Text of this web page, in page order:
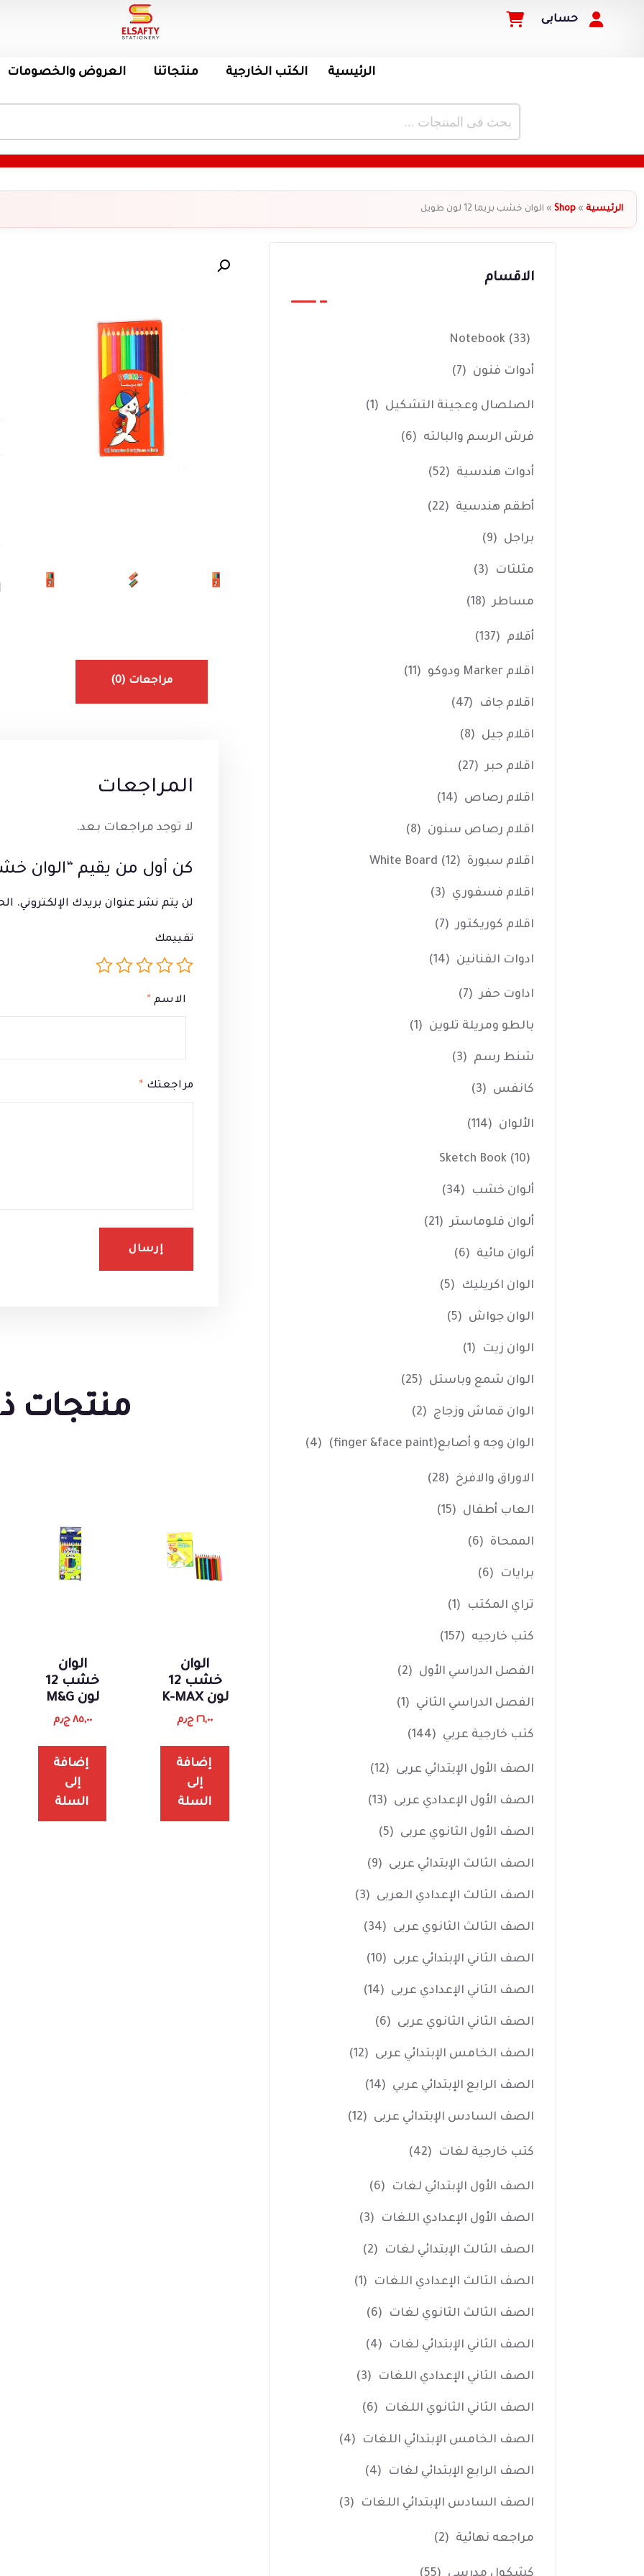
حسابى
الرئيسية الكتب الخارجية منتجاتنا العروض والخصومات
الرئيسية »
Shop
» الوان خشب بريما 12 لون طويل
مراجعات (0)
المراجعات
لا توجد مراجعات بعد.
كن أول من يقيم “الوان خشب بريما
لن يتم نشر عنوان بريدك الإلكتروني.
تقييمك
مراجعتك *
الاسم *
منتجات
الوان
خشب 12
لون K-MAX
٢٦,٠٠ ج٫م
إضافة
إلى
السلة
الوان
خشب 12
لون M&G
٨٥,٠٠ ج٫م
إضافة
إلى
السلة
الاقسام
Notebook (33)
أدوات فنون (7)
الصلصال وعجينة التشكيل (1)
فرش الرسم والبالته (6)
أدوات هندسية (52)
أطقم هندسية (22)
براجل (9)
مثلثات (3)
مساطر (18)
أقلام (137)
اقلام Marker ودوكو (11)
اقلام جاف (47)
اقلام جيل (8)
اقلام حبر (27)
اقلام رصاص (14)
اقلام رصاص سنون (8)
اقلام سبورة White Board (12)
اقلام فسفوري (3)
اقلام كوريكتور (7)
ادوات الفنانين (14)
اداوت حفر (7)
بالطو ومريلة تلوين (1)
شنط رسم (3)
كانفس (3)
الألوان (114)
Sketch Book (10)
ألوان خشب (34)
ألوان فلوماستر (21)
ألوان مائية (6)
الوان اكريليك (5)
الوان جواش (5)
الوان زيت (1)
الوان شمع وباستل (25)
الوان قماش وزجاج (2)
الوان وجه و أصابع(finger &face paint) (4)
الاوراق والافرخ (28)
العاب أطفال (15)
الممحاة (6)
برايات (6)
تراي المكتب (1)
كتب خارجيه (157)
الفصل الدراسي الأول (2)
الفصل الدراسي الثاني (1)
كتب خارجية عربي (144)
الصف الأول الإبتدائي عربى (12)
الصف الأول الإعدادي عربى (13)
الصف الأول الثانوي عربى (5)
الصف الثالث الإبتدائي عربى (9)
الصف الثالث الإعدادي العربى (3)
الصف الثالث الثانوي عربى (34)
الصف الثاني الإبتدائي عربى (10)
الصف الثاني الإعدادي عربى (14)
الصف الثاني الثانوي عربى (6)
الصف الخامس الإبتدائي عربى (12)
الصف الرابع الإبتدائي عربي (14)
الصف السادس الإبتدائي عربى (12)
كتب خارجية لغات (42)
الصف الأول الإبتدائي لغات (6)
الصف الأول الإعدادي اللغات (3)
الصف الثالث الإبتدائي لغات (2)
الصف الثالث الإعدادي اللغات (1)
الصف الثالث الثانوي لغات (6)
الصف الثاني الإبتدائي لغات (4)
الصف الثاني الإعدادي اللغات (3)
الصف الثاني الثانوي اللغات (6)
الصف الخامس الإبتدائي اللغات (4)
الصف الرابع الإبتدائي لغات (4)
الصف السادس الإبتدائي اللغات (3)
مراجعه نهائية (2)